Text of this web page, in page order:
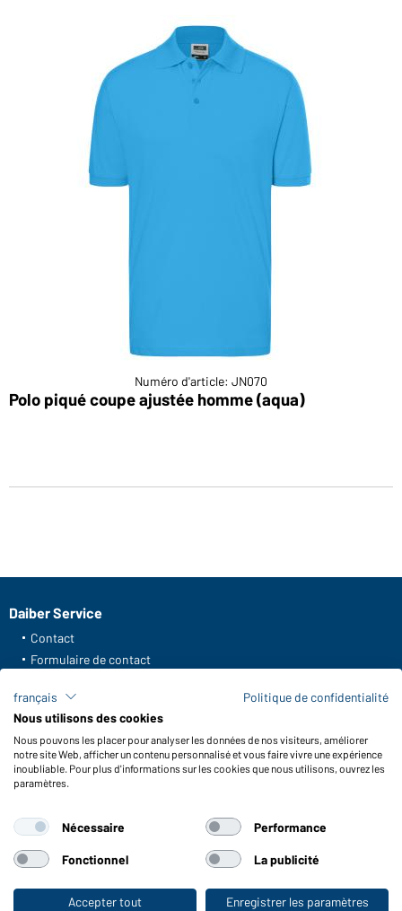
Vers la boutique pour particuliers
Numéro d'article: JN070
Polo piqué coupe ajustée homme (aqua)
Daiber Service
Contact
Formulaire de contact
FAQ / Manuel d' utilisation
Vérifier le stock
Reporting system according to whistleblower protection act
Fonctions et entretien
Conseils d'entretien
Tailles
Couleurs
français
Politique de confidentialité
Nous utilisons des cookies
Nous pouvons les placer pour analyser les données de nos visiteurs, améliorer
notre site Web, afficher un contenu personnalisé et vous faire vivre une expérience
inoubliable. Pour plus d'informations sur les cookies que nous utilisons, ouvrez les
paramètres.
Nécessaire Performance
Fonctionnel La publicité
Accepter tout Enregistrer les paramètres